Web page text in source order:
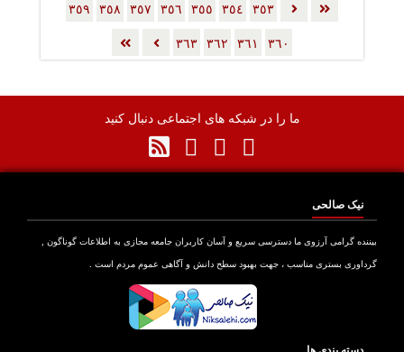
٣٥٣ ٣٥٤ ٣٥٥ ٣٥٦ ٣٥٧ ٣٥٨ ٣٥٩
٣٦٠ ٣٦١ ٣٦٢ ٣٦٣
ما را در شبکه های اجتماعی دنبال کنید
نیک صالحی
بیننده گرامی آرزوی ما دسترسی سریع و آسان کاربران جامعه مجازی به اطلاعات گوناگون ,
گرداوری بستری مناسب ، جهت بهبود سطح دانش و آگاهی عموم مردم است .